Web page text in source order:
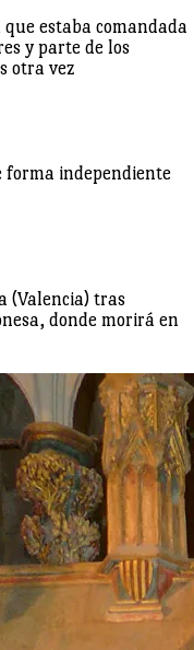
estaba comandada
y parte de los
otra vez
forma independiente
(Valencia) tras
donde morirá en